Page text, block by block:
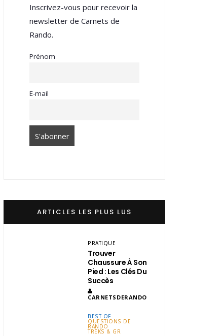
Inscrivez-vous pour recevoir la
newsletter de Carnets de
Rando.
Prénom
E-mail
ARTICLES LES PLUS LUS
PRATIQUE
Trouver
Chaussure À Son
Pied : Les Clés Du
Succès
CARNETSDERANDO
BEST OF
QUESTIONS DE
RANDO
TREKS & GR